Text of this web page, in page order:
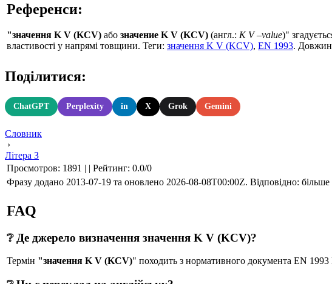
Референси:
"значення K V (KCV) або значение K V (KCV) (англ.: K V –value)"
властивості у напрямі товщини. Теги: значення K V (KCV), EN 1993.
Поділитися:
ChatGPT Perplexity in X Grok Gemini
Словник
›
Літера З
Просмотров: 1891 | | Рейтинг: 0.0/0
Фразу додано 2013-07-19 та оновлено 2026-08-08T00:00Z. Відповідно:
FAQ
❔ Де джерело визначення значення K V (KCV)?
Термін "значення K V (KCV)" походить з нормативного документа EN 1993